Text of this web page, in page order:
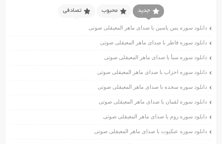
آذر ۱۴۰۰
آبان ۱۴۰۰
اسفند ۱۳۹۹
آبان ۱۳۹۹
مهر ۱۳۹۹
جدید محبوب تصادفی
دانلود سوره یس یاسین با صدای ماهر المعیقلی صوتی
دانلود سوره فاطر با صدای ماهر المعیقلی صوتی
دانلود سوره سبأ با صدای ماهر المعیقلی صوتی
دانلود سوره احزاب با صدای ماهر المعیقلی صوتی
دانلود سوره سجده با صدای ماهر المعیقلی صوتی
دانلود سوره لقمان با صدای ماهر المعیقلی صوتی
دانلود سوره روم با صدای ماهر المعیقلی صوتی
دانلود سوره عنکبوت با صدای ماهر المعیقلی صوتی